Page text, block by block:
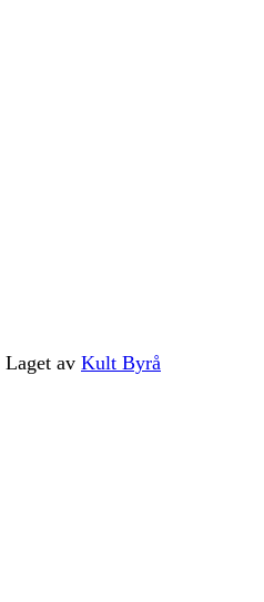
Laget av Kult Byrå